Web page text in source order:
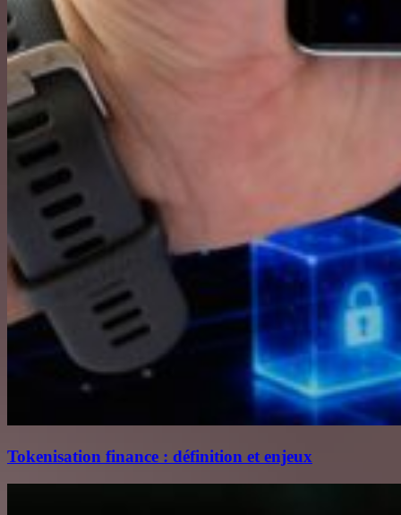
Tokenisation finance : définition et enjeux